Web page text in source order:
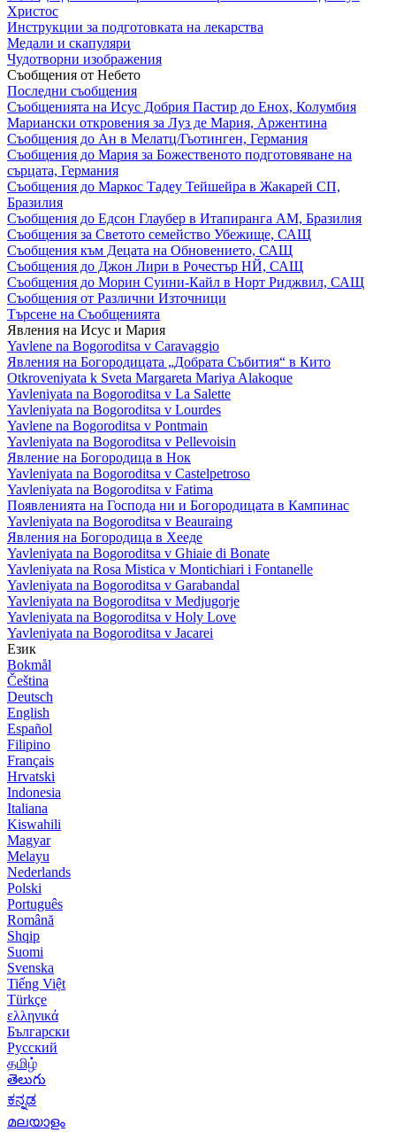
Христос
Инструкции за подготовката на лекарства
Медали и скапуляри
Чудотворни изображения
Съобщения от Небето
Последни съобщения
Съобщенията на Исус Добрия Пастир до Енох, Колумбия
Мариански откровения за Луз де Мария, Аржентина
Съобщения до Ан в Мелатц/Гьотинген, Германия
Съобщения до Мария за Божественото подготовяване на
сърцата, Германия
Съобщения до Маркос Тадеу Тейшейра в Жакарей СП,
Бразилия
Съобщения до Едсон Глаубер в Итапиранга АМ, Бразилия
Съобщения за Светото семейство Убежище, САЩ
Съобщения към Децата на Обновението, САЩ
Съобщения до Джон Лири в Рочестър НЙ, САЩ
Съобщения до Морин Суини-Кайл в Норт Риджвил, САЩ
Съобщения от Различни Източници
Търсене на Съобщенията
Явления на Исус и Мария
Yavlene na Bogoroditsa v Caravaggio
Явления на Богородицата „Добрата Събития“ в Кито
Otkroveniyata k Sveta Margareta Mariya Alakoque
Yavleniyata na Bogoroditsa v La Salette
Yavleniyata na Bogoroditsa v Lourdes
Yavlene na Bogoroditsa v Pontmain
Yavleniyata na Bogoroditsa v Pellevoisin
Явление на Богородица в Нок
Yavleniyata na Bogoroditsa v Castelpetroso
Yavleniyata na Bogoroditsa v Fatima
Появленията на Господа ни и Богородицата в Кампинас
Yavleniyata na Bogoroditsa v Beauraing
Явления на Богородица в Хееде
Yavleniyata na Bogoroditsa v Ghiaie di Bonate
Yavleniyata na Rosa Mistica v Montichiari i Fontanelle
Yavleniyata na Bogoroditsa v Garabandal
Yavleniyata na Bogoroditsa v Medjugorje
Yavleniyata na Bogoroditsa v Holy Love
Yavleniyata na Bogoroditsa v Jacarei
Език
Bokmål
Čeština
Deutsch
English
Español
Filipino
Français
Hrvatski
Indonesia
Italiana
Kiswahili
Magyar
Melayu
Nederlands
Polski
Português
Română
Shqip
Suomi
Svenska
Tiếng Việt
Türkçe
ελληνικά
Български
Русский
தமிழ்
తెలుగు
ಕನ್ನಡ
മലയാളം